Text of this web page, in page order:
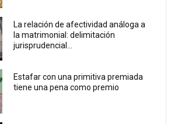
La relación de afectividad análoga a
la matrimonial: delimitación
jurisprudencial...
Estafar con una primitiva premiada
tiene una pena como premio